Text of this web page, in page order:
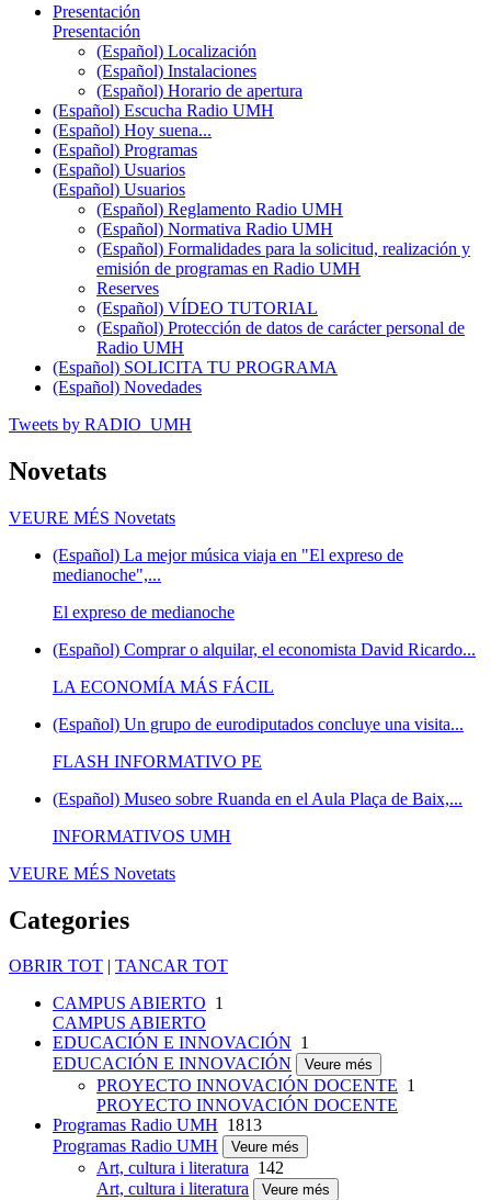
Presentación
Presentación
(Español) Localización
(Español) Instalaciones
(Español) Horario de apertura
(Español) Escucha Radio UMH
(Español) Hoy suena...
(Español) Programas
(Español) Usuarios
(Español) Usuarios
(Español) Reglamento Radio UMH
(Español) Normativa Radio UMH
(Español) Formalidades para la solicitud, realización y
emisión de programas en Radio UMH
Reserves
(Español) VÍDEO TUTORIAL
(Español) Protección de datos de carácter personal de
Radio UMH
(Español) SOLICITA TU PROGRAMA
(Español) Novedades
Tweets by RADIO_UMH
Novetats
VEURE MÉS Novetats
(Español) La mejor música viaja en "El expreso de
medianoche",...
El expreso de medianoche
(Español) Comprar o alquilar, el economista David Ricardo...
LA ECONOMÍA MÁS FÁCIL
(Español) Un grupo de eurodiputados concluye una visita...
FLASH INFORMATIVO PE
(Español) Museo sobre Ruanda en el Aula Plaça de Baix,...
INFORMATIVOS UMH
VEURE MÉS Novetats
Categories
OBRIR TOT | TANCAR TOT
CAMPUS ABIERTO 1
CAMPUS ABIERTO
EDUCACIÓN E INNOVACIÓN 1
EDUCACIÓN E INNOVACIÓN
Veure més
PROYECTO INNOVACIÓN DOCENTE 1
PROYECTO INNOVACIÓN DOCENTE
Programas Radio UMH 1813
Programas Radio UMH
Veure més
Art, cultura i literatura 142
Art, cultura i literatura
Veure més